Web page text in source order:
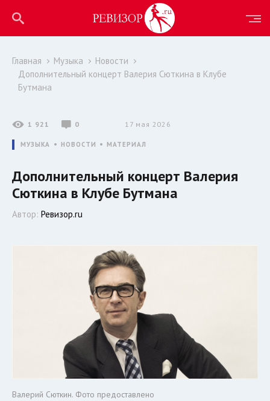
Главная Музыка
Новости
Дополнительный концерт Валерия Сюткина в Клубе
Бутмана
1 921 0 17 мая 2026
МУЗЫКА НОВОСТИ МАТЕРИАЛ
Дополнительный концерт Валерия
Сюткина в Клубе Бутмана
Автор: Ревизор.ru
Валерий Сюткин. Фото предоставлено